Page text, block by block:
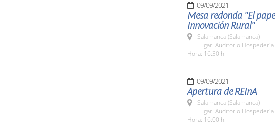
09/09/2021
Mesa redonda "El
Innovación Rural"
Salamanca (Salamanca)
Lugar: Auditorio Hospedería
Hora: 16:30 h.
09/09/2021
Apertura de REInA
Salamanca (Salamanca)
Lugar: Auditorio Hospedería
Hora: 16:00 h.